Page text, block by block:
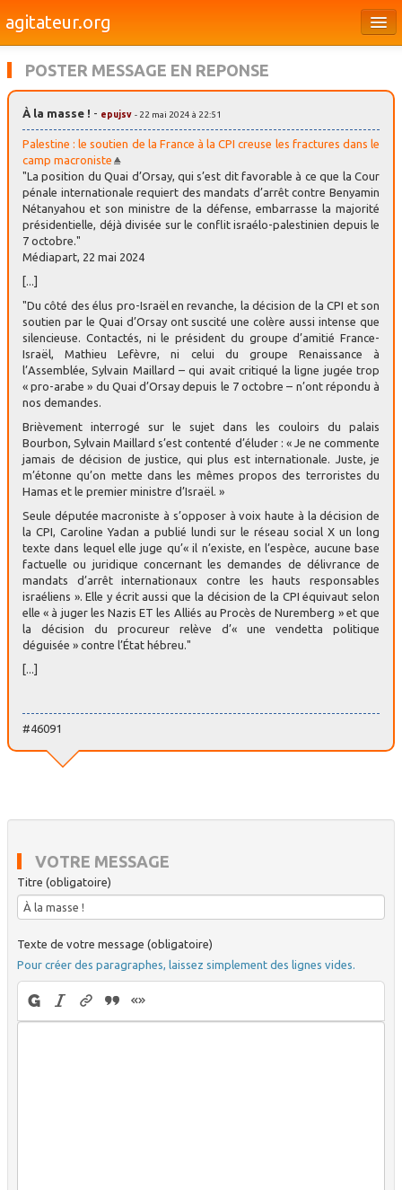
agitateur.org
Bourges & le Cher
Culture
Médias
Dossiers
Brèves
POSTER MESSAGE EN REPONSE
À la masse ! - epujsv - 22 mai 2024 à 22:51
Palestine : le soutien de la France à la CPI creuse les fractures dans le
camp macroniste
"La position du Quai d’Orsay, qui s’est dit favorable à ce que la Cour
pénale internationale requiert des mandats d’arrêt contre Benyamin
Nétanyahou et son ministre de la défense, embarrasse la majorité
présidentielle, déjà divisée sur le conflit israélo-palestinien depuis le
7 octobre."
Médiapart, 22 mai 2024
[...]
"Du côté des élus pro-Israël en revanche, la décision de la CPI et son
soutien par le Quai d’Orsay ont suscité une colère aussi intense que
silencieuse. Contactés, ni le président du groupe d’amitié France-
Israël, Mathieu Lefèvre, ni celui du groupe Renaissance à
l’Assemblée, Sylvain Maillard – qui avait critiqué la ligne jugée trop
« pro-arabe » du Quai d’Orsay depuis le 7 octobre – n’ont répondu à
nos demandes.
Brièvement interrogé sur le sujet dans les couloirs du palais
Bourbon, Sylvain Maillard s’est contenté d’éluder : « Je ne commente
jamais de décision de justice, qui plus est internationale. Juste, je
m’étonne qu’on mette dans les mêmes propos des terroristes du
Hamas et le premier ministre d’Israël. »
Seule députée macroniste à s’opposer à voix haute à la décision de
la CPI, Caroline Yadan a publié lundi sur le réseau social X un long
texte dans lequel elle juge qu’« il n’existe, en l’espèce, aucune base
factuelle ou juridique concernant les demandes de délivrance de
mandats d’arrêt internationaux contre les hauts responsables
israéliens ». Elle y écrit aussi que la décision de la CPI équivaut selon
elle « à juger les Nazis ET les Alliés au Procès de Nuremberg » et que
la décision du procureur relève d’« une vendetta politique
déguisée » contre l’État hébreu."
[...]
#46091
VOTRE MESSAGE
Titre (obligatoire)
Texte de votre message (obligatoire)
Pour créer des paragraphes, laissez simplement des lignes vides.